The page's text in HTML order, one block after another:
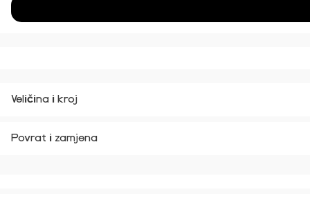
Veličina i kroj
Povrat i zamjena